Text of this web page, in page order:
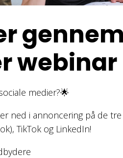
gennem
webinar
medier?🌟
ned i annoncering på de
TikTok og LinkedIn!